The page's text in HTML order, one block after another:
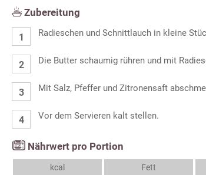
Zubereitung
Radieschen und Schnittlauch in kleine
Die Butter schaumig rühren und mit
Mit Salz, Pfeffer und Zitronensaft
Vor dem Servieren kalt stellen.
Nährwert pro Portion
kcal
Fett